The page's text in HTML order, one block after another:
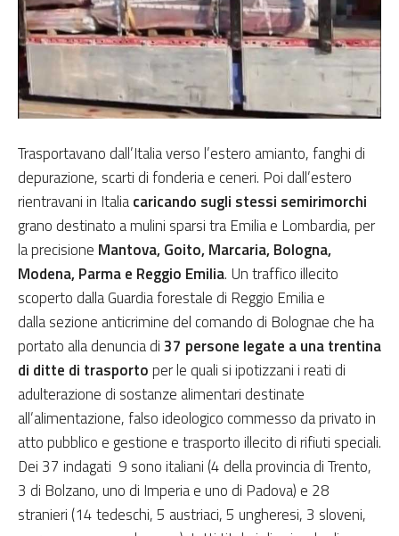
Trasportavano dall’Italia verso l’estero amianto, fanghi di
depurazione, scarti di fonderia e ceneri. Poi dall’estero
rientravani in Italiacaricando sugli stessi semirimorchi
grano destinato a mulini sparsi tra Emilia e Lombardia, per
la precisione Mantova, Goito, Marcaria, Bologna,
Modena, Parma e Reggio Emilia. Un traffico illecito
scoperto dalla Guardia forestale di Reggio Emilia e
dalla sezione anticrimine del comando di Bolognae che ha
portato alla denuncia di37 persone legate a una trentina
di ditte di trasportoper le quali si ipotizzani i reati di
adulterazione di sostanze alimentari destinate
all’alimentazione, falso ideologico commesso da privato in
atto pubblico e gestione e trasporto illecito di rifiuti speciali.
Dei 37 indagati 9 sono italiani (4 della provincia di Trento,
3 di Bolzano, uno di Imperia e uno di Padova) e 28
stranieri (14 tedeschi, 5 austriaci, 5 ungheresi, 3 sloveni,